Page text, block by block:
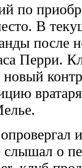
по
В
после
Перри.
слышал о